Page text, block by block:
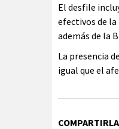
El desfile
efectivos de la
además de la
La presencia
igual que el
COMPARTIRLA